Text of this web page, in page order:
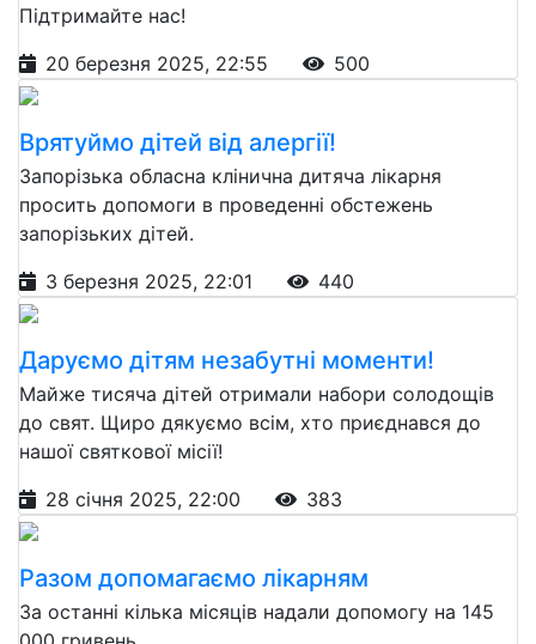
Підтримайте нас!
20 березня 2025, 22:55
500
Врятуймо дітей від алергії!
Запорізька обласна клінична дитяча лікарня
просить допомоги в проведенні обстежень
запорізьких дітей.
3 березня 2025, 22:01
440
Даруємо дітям незабутні моменти!
Майже тисяча дітей отримали набори солодощів
до свят. Щиро дякуємо всім, хто приєднався до
нашої святкової місії!
28 січня 2025, 22:00
383
Разом допомагаємо лікарням
За останні кілька місяців надали допомогу на 145